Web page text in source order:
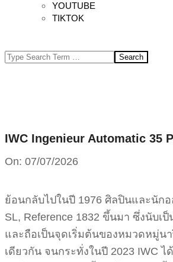
YOUTUBE
TIKTOK
Search
IWC Ingenieur Automatic 35
On: 07/07/2026
ย้อนกลับไปในปี 1976 ศิลปินและนัก
SL, Reference 1832 ขึ้นมา ซึ่งนับ
และถือเป็นจุดเริ่มต้นของหมวดหมู่น
เดียวกัน จนกระทั่งในปี 2023 IWC